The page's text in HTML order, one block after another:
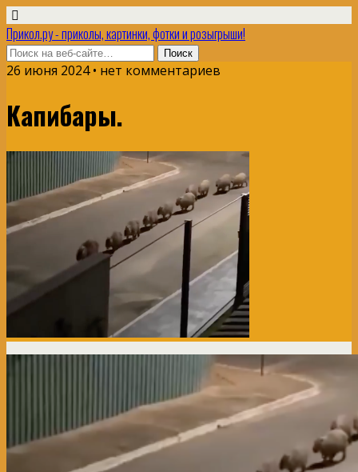
Прикол.ру - приколы, картинки, фотки и розыгрыши!
26 июня 2024 • нет комментариев
Капибары.